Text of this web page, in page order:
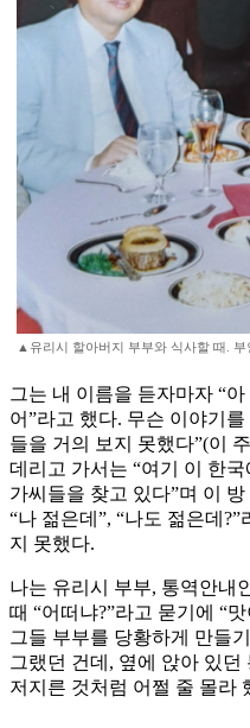
▲유리시 할아버지 부부와 식사할 때. 부
그는 내 이름을 듣자마자 “
어”라고 했다. 무슨 이야기
들을 거의 보지 못했다”(이
데리고 가서는 “여기 이 한
가씨들을 찾고 있다”며 이
“나 젊은데”, “나도 젊은데
지 못했다.
나는 유리시 부부, 통역안내
때 “어떠냐?”라고 묻기에 “
그들 부부를 당황하게 만들
그랬던 건데, 옆에 앉아 있
저지른 것처럼 어쩔 줄 몰라